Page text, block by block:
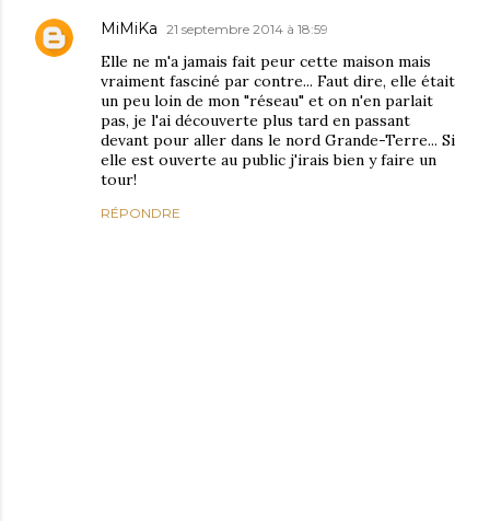
MiMiKa 21 septembre 2014 à 18:59
Elle ne m'a jamais fait peur cette maison mais
vraiment fasciné par contre... Faut dire, elle était
un peu loin de mon "réseau" et on n'en parlait
pas, je l'ai découverte plus tard en passant
devant pour aller dans le nord Grande-Terre... Si
elle est ouverte au public j'irais bien y faire un
tour!
RÉPONDRE